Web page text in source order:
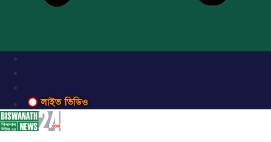
লাইভ ভিডিও